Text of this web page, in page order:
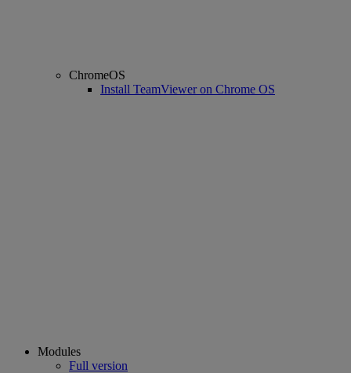
ChromeOS
Install TeamViewer on Chrome OS
Modules
Full version